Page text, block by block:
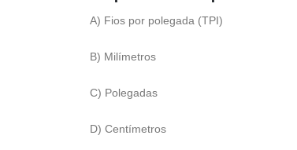
A) Fios por polegada (TPI)
B) Milímetros
C) Polegadas
D) Centímetros